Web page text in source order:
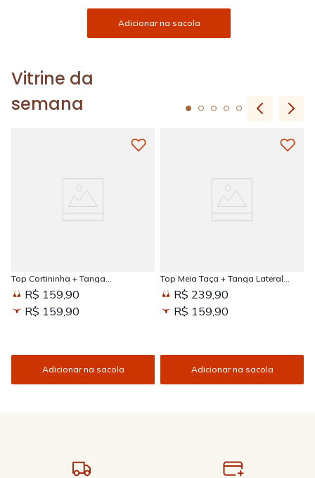
Adicionar na sacola
Vitrine da
semana
Top Cortininha + Tanga
Amarradinha Estampada Sun
KissedR$ 159,90
R$ 159,90
Adicionar na sacola
Top Meia Taça + Tanga Lateral
Larga Estampada Sun Kissed
R$ 239,90
R$ 159,90
Adicionar na sacola